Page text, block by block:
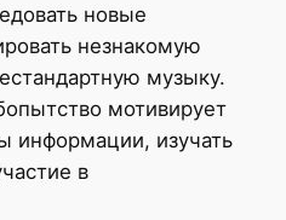
новые
незнакомую
музыку.
мотивирует
информации, изучать
в